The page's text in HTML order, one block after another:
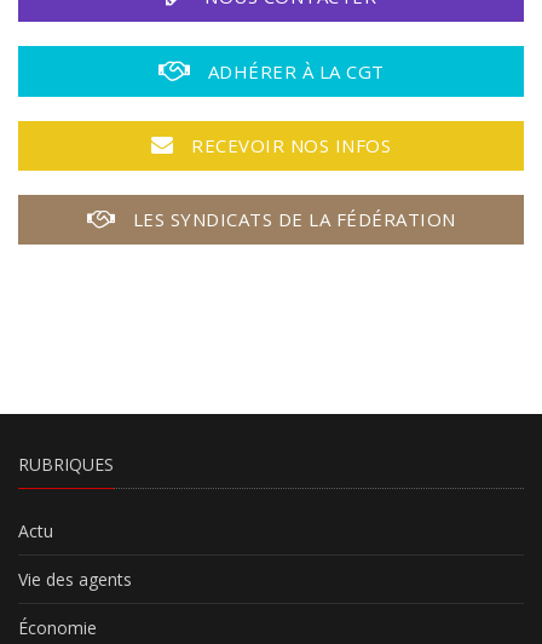
ADHÉRER À LA CGT
RECEVOIR NOS INFOS
LES SYNDICATS DE LA FÉDÉRATION
RUBRIQUES
Actu
Vie des agents
Économie